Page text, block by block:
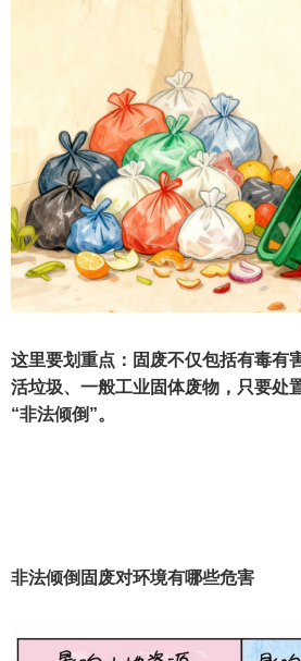
这里要划重点：固废不仅包括有毒有
活垃圾、一般工业固体废物，只要处
“非法倾倒”。
非法倾倒固废对环境有哪些危害